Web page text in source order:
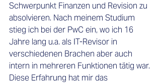
Schwerpunkt Finanzen und Revision zu
absolvieren. Nach meinem Studium
stieg ich bei der PwC ein, wo ich 16
Jahre lang u.a. als IT-Revisor in
verschiedenen Brachen aber auch
intern in mehreren Funktionen tätig war.
Diese Erfahrung hat mir das